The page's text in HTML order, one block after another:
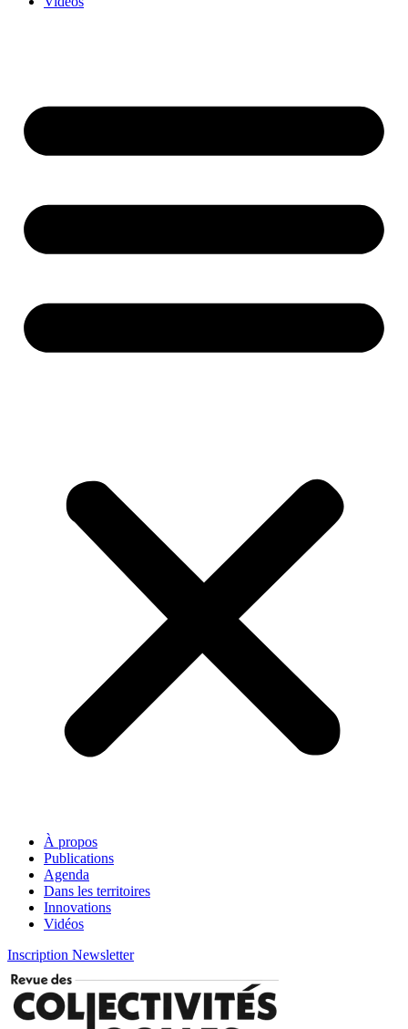
À propos
Publications
Agenda
Dans les territoires
Innovations
Vidéos
Inscription Newsletter